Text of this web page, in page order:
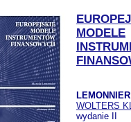
MODELE
WOLTERS
wydanie II